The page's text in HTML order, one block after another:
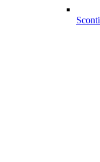
Sconti